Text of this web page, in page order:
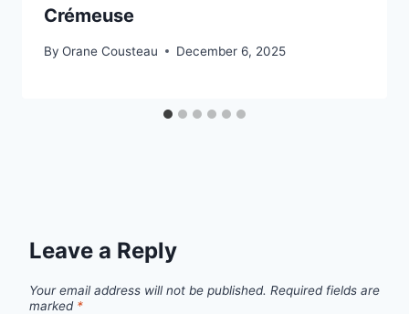
Crémeuse
By Orane Cousteau December 6, 2025
Leave a Reply
Your email address will not be published. Required fields are
marked *